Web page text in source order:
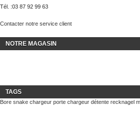
Tél. :03 87 92 99 63
Contacter notre service client
NOTRE MAGASIN
TAGS
Bore snake chargeur porte chargeur détente recknagel